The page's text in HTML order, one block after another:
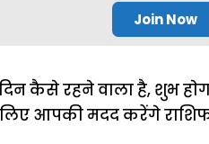
Join Now
कैसे रहने वाला है, शुभ
आपकी मदद करेंगे